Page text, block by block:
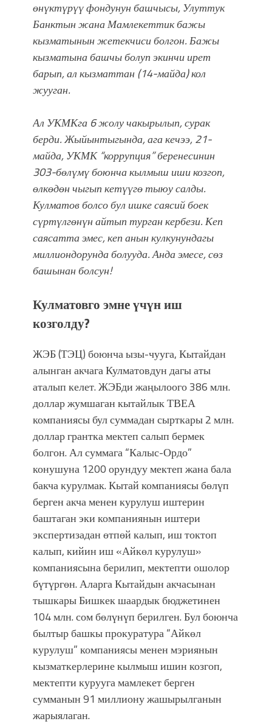
болмок”
өнүктүрүү фондунун башчысы, Улуттук
Банктын жана Мамлекеттик бажы
кызматынын жетекчиси болгон. Бажы
кызматына башчы болуп экинчи ирет
барып, ал кызматтан (14-майда) кол
жууган.
Ал УКМКга 6 жолу чакырылып, сурак
берди. Жыйынтыгында, ага кечээ, 21-
майда, УКМК “коррупция” беренесинин
303-бөлүмү боюнча кылмыш иши козгоп,
өлкөдөн чыгып кетүүгө тыюу салды.
Кулматов болсо бул ишке саясий боек
сүртүлгөнүн айтып турган кербези.Кеп
саясатта эмес, кеп анын кулкунундагы
миллиондорунда болууда. Анда эмесе, сөз
башынан болсун!
Кулматовго эмне үчүн иш
козголду?
ЖЭБ (ТЭЦ) боюнча ызы-чууга, Кытайдан
алынган акчага Кулматовдун дагы аты
аталып келет. ЖЭБди жаңылоого 386 млн.
доллар жумшаган кытайлык ТВЕА
компаниясы бул суммадан сырткары 2 млн.
доллар грантка мектеп салып бермек
болгон. Ал суммага “Калыс-Ордо”
конушуна 1200 орундуу мектеп жана бала
бакча курулмак. Кытай компаниясы бөлүп
берген акча менен курулуш иштерин
баштаган эки компаниянын иштери
экспертизадан өтпөй калып, иш токтоп
калып, кийин иш «Айкөл курулуш»
компаниясына берилип, мектепти ошолор
бүтүргөн. Аларга Кытайдын акчасынан
тышкары Бишкек шаардык бюджетинен
104 млн. сом бөлүнүп берилген. Бул боюнча
былтыр башкы прокуратура “Айкөл
курулуш” компаниясы менен мэриянын
кызматкерлерине кылмыш ишин козгоп,
мектепти курууга мамлекет берген
сумманын 91 миллиону жашырылганын
жарыялаган.